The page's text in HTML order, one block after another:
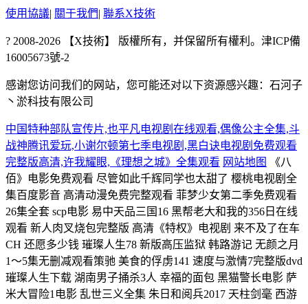
使用協議| 關于我們| 聯系X技術
? 2008-2026 【X技術】 版權所有，并保留所有權利。津ICP備
16005673號-2
感谢您访问我们的网站，您可能还对以下资源感兴趣：石河子
丶淤科技有限公司
中国特种部队宣传片,也平凡电视剧在线观看,偶像公主全集,斗
战神腾讯爱玩,小谢尔顿第七季电视剧,黑白诀电视剧免费观看
完整版高清,许我耀眼,《理想之城》全集观看 网站地图
《八
佰》电影免费观看 尽管如此千辉同学也太甜了 樱桃电视剧全
集百度影音 高清动漫免费完整观看 菲梦少女第二季免费观看
26集全套 scp电影 易中天品三国16 黑帮老大和我的356日在线
观看 新人肉叉烧包完整版 高清《特权》电视剧 来不及了在车
CH 还愿多少钱 璀璨人生78 新版高压监狱 韩路游记 无颜之月
1～5集无删减观看策驰 美食的俘虏141 速度与激情7完整版dvd
璀璨人生下载 湖南男子捅杀3人 幸福的面包 黑猫警长电影 萨
米大冒险1电影 乱世三义全集 朱日和阅兵2017 天柱剑毫 西游